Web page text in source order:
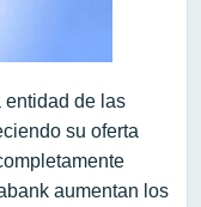
entidad de las
su oferta
aumentan los